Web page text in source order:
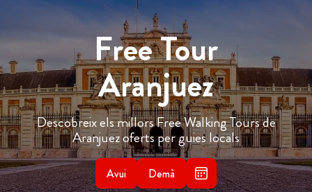
Free Tour
Aranjuez
Descobreix els millors Free Walking Tours de
Aranjuez oferts per guies locals
Avui Demà